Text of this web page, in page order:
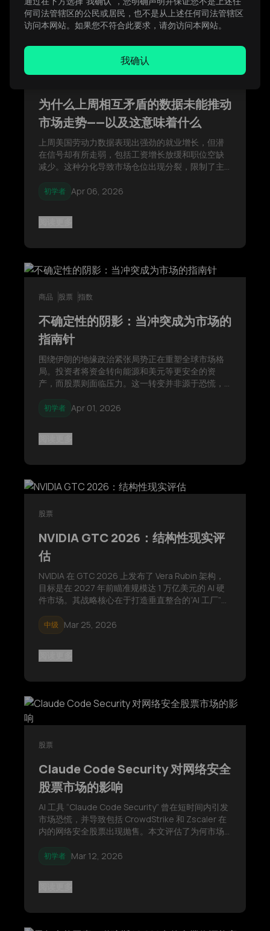
为什么上周相互矛盾的数据未能推动
市场走势——以及这意味着什么
上周美国劳动力数据表现出强劲的就业增长，但潜
在信号却有所走弱，包括工资增长放缓和职位空缺
减少。这种分化导致市场仓位出现分裂，限制了主
初学者 Apr 06, 2026
商品 股票 指数
不确定性的阴影：当冲突成为市场的
指南针
围绕伊朗的地缘政治紧张局势正在重塑全球市场格
局。投资者将资金转向能源和美元等更安全的资
产，而股票则面临压力。这一转变并非源于恐慌，
性重新配置。
初学者 Apr 01, 2026
股票
NVIDIA GTC 2026：结构性现实评
估
NVIDIA 在 GTC 2026 上发布了 Vera Rubin 架构，
目标是在 2027 年前瞄准规模达 1 万亿美元的 AI 硬
件市场。其战略核心在于打造垂直整合的“AI 工厂”。
济风险，构成了这一发展路线图面临的关键挑战。
中级 Mar 25, 2026
股票
Claude Code Security 对网络安全
股票市场的影响
AI 工具 “Claude Code Security” 曾在短时间内引发
市场恐慌，并导致包括 CrowdStrike 和 Zscaler 在
内的网络安全股票出现抛售。本文评估了为何市场
析了随后市场迅速重新评估这一事件的过程。
初学者 Mar 12, 2026
何司法管辖区的公民或居民，也不是从上述任何司法管辖区
访问本网站。如果您不符合此要求，请勿访问本网站。
我确认